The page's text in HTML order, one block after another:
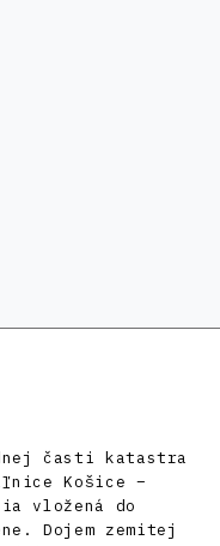
časti katastra
Košice –
vložená do
Dojem zemitej